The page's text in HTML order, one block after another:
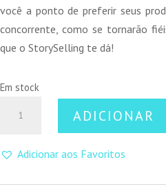
você a ponto de preferir seus
concorrente, como se tornarão
que o StorySelling te dá!
Em stock
ADICIONAR
Adicionar aos Favoritos